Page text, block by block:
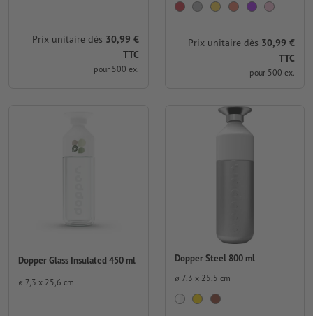
Prix unitaire dès 30,99 €
TTC
pour 500 ex.
Prix unitaire dès 30,99 €
TTC
pour 500 ex.
Dopper Glass Insulated 450 ml
⌀ 7,3 x 25,6 cm
Dopper Steel 800 ml
⌀ 7,3 x 25,5 cm